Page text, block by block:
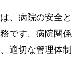
、病院の安全と
です。病院関係
適切な管理体制